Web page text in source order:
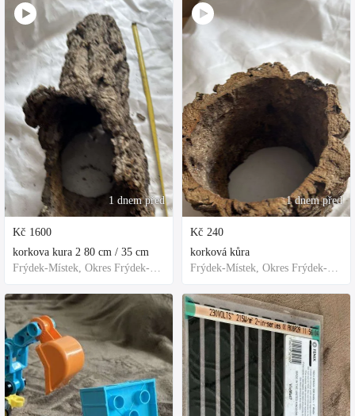
1 dnem před
Kč 1600
korkova kura 2 80 cm / 35 cm
Frýdek-Místek, Okres Frýdek-Místek, Česko
1 dnem před
Kč 240
korková kůra
Frýdek-Místek, Okres Frýdek-Místek, Česko